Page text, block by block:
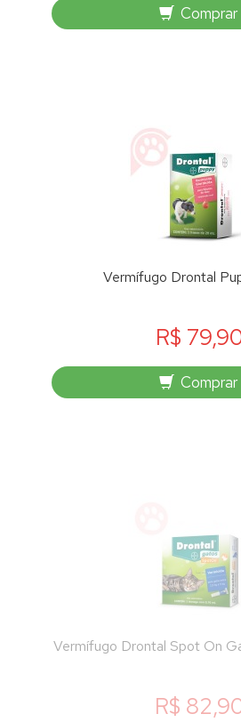
Comprar
Vermífugo Drontal
R$
Comprar
Vermífugo Drontal Spot On
R$